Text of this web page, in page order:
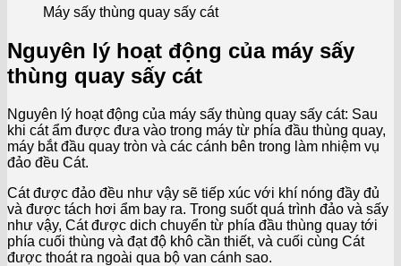
Máy sấy thùng quay sấy cát
Nguyên lý hoạt động của máy sấy
thùng quay sấy cát
Nguyên lý hoạt động của máy sấy thùng quay sấy cát: Sau
khi cát ẩm được đưa vào trong máy từ phía đầu thùng quay,
máy bắt đầu quay tròn và các cánh bên trong làm nhiệm vụ
đảo đều Cát.
Cát được đảo đều như vậy sẽ tiếp xúc với khí nóng đầy đủ
và được tách hơi ẩm bay ra. Trong suốt quá trình đảo và sấy
như vậy, Cát được dich chuyển từ phía đầu thùng quay tới
phía cuối thùng và đạt độ khô cần thiết, và cuối cùng Cát
được thoát ra ngoài qua bộ van cánh sao.